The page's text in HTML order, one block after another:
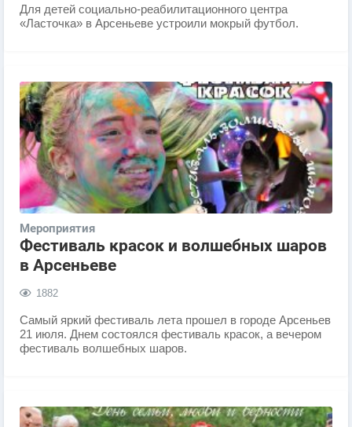
Для детей социально-реабилитационного центра
«Ласточка» в Арсеньеве устроили мокрый футбол.
Мероприятия
Фестиваль красок и волшебных шаров
в Арсеньеве
1882
Самый яркий фестиваль лета прошел в городе Арсеньев
21 июля. Днем состоялся фестиваль красок, а вечером
фестиваль волшебных шаров.